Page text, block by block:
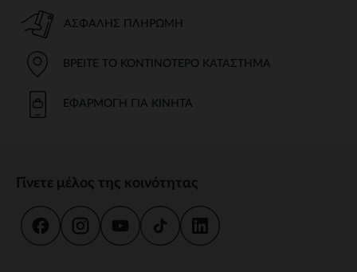
ΑΣΦΑΛΉΣ ΠΛΗΡΩΜΉ
ΒΡΕΊΤΕ ΤΟ ΚΟΝΤΙΝΌΤΕΡΟ ΚΑΤΆΣΤΗΜΑ
ΕΦΑΡΜΟΓΉ ΓΙΑ ΚΙΝΗΤΆ
Γίνετε μέλος της κοινότητας